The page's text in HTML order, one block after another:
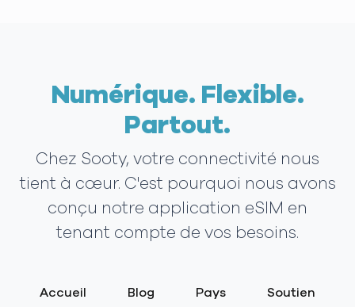
Numérique. Flexible.
Partout.
Chez Sooty, votre connectivité nous
tient à cœur. C'est pourquoi nous avons
conçu notre application eSIM en
tenant compte de vos besoins.
Accueil Blog Pays
Soutien